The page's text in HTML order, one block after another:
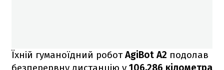
Їхній гуманоїдний роботAgiBot A2 подолав
безперервну дистанцію у 106,286 кілометра